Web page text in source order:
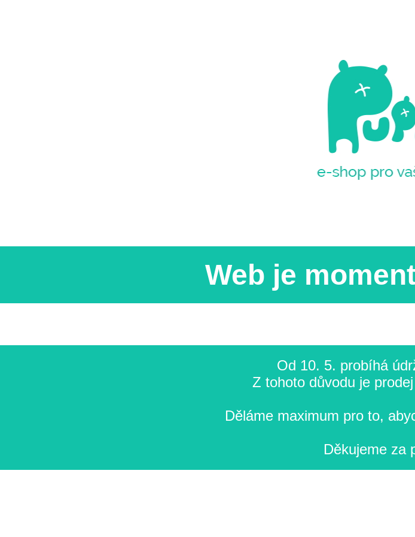
Web je
Od 10. 5. probíhá
Z tohoto důvodu je
Děláme maximum pro to,
Děkujeme za